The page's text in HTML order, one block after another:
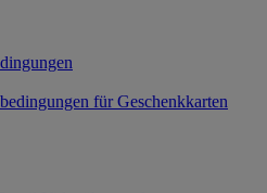
für Geschenkkarten